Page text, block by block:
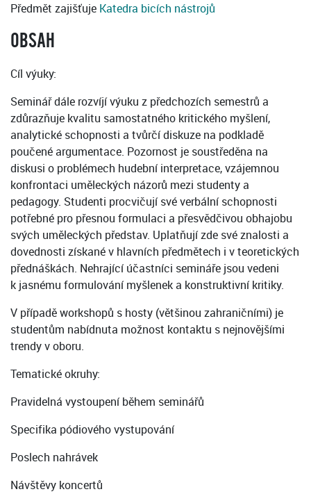
Předmět zajišťuje Katedra bicích nástrojů
OBSAH
Cíl výuky:
Seminář dále rozvíjí výuku z předchozích semestrů a
zdůrazňuje kvalitu samostatného kritického myšlení,
analytické schopnosti a tvůrčí diskuze na podkladě
poučené argumentace. Pozornost je soustředěna na
diskusi o problémech hudební interpretace, vzájemnou
konfrontaci uměleckých názorů mezi studenty a
pedagogy. Studenti procvičují své verbální schopnosti
potřebné pro přesnou formulaci a přesvědčivou obhajobu
svých uměleckých představ. Uplatňují zde své znalosti a
dovednosti získané v hlavních předmětech i v teoretických
přednáškách. Nehrající účastníci semináře jsou vedeni
k jasnému formulování myšlenek a konstruktivní kritiky.
V případě workshopů s hosty (většinou zahraničními) je
studentům nabídnuta možnost kontaktu s nejnovějšími
trendy v oboru.
Tematické okruhy:
Pravidelná vystoupení během seminářů
Specifika pódiového vystupování
Poslech nahrávek
Návštěvy koncertů